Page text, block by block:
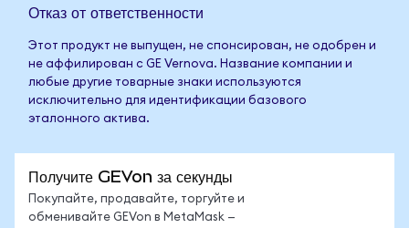
Отказ от ответственности
Этот продукт не выпущен, не спонсирован, не одобрен и
не аффилирован с GE Vernova. Название компании и
любые другие товарные знаки используются
исключительно для идентификации базового
эталонного актива.
Получите GEVon за секунды
Покупайте, продавайте, торгуйте и
обменивайте GEVon в MetaMask —